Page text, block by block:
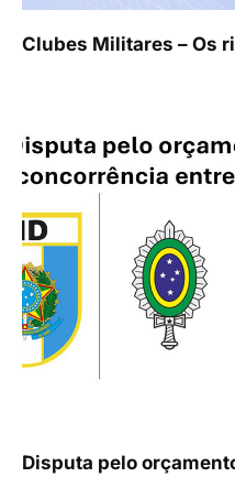
Clubes Militares – Os
Disputa pelo